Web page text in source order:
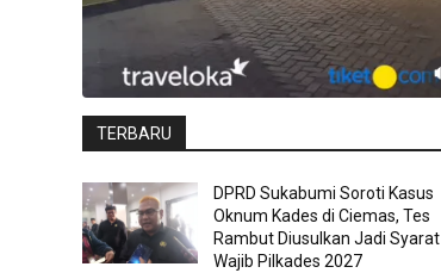
TERBARU
DPRD Sukabumi Soroti Kasus
Oknum Kades di Ciemas, Tes
Rambut Diusulkan Jadi Syarat
Wajib Pilkades 2027